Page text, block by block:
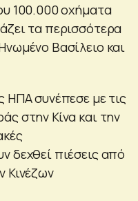
100.000 οχήματα
τα περισσότερα
Βασίλειο και
ΗΠΑ συνέπεσε με τις
στην Κίνα και την
δεχθεί πιέσεις από
Κινέζων